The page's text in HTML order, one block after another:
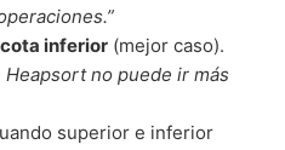
cota inferior (mejor caso).
Heapsort no puede ir más
superior e inferior